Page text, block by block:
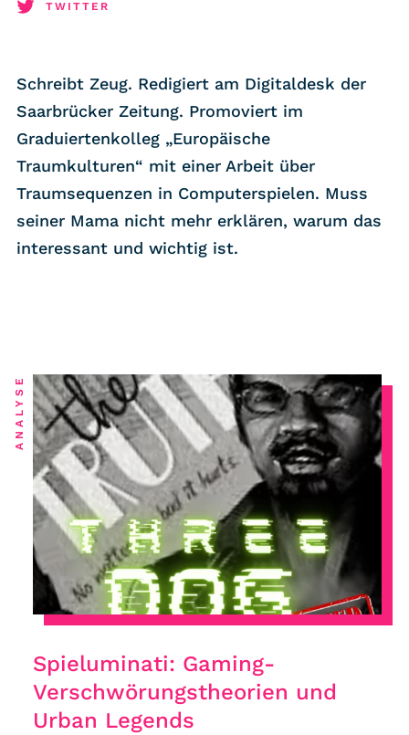
RSS-Feed
DATENSCHUTZ
KONTAKT
Unterstützen
TWITTER
Schreibt Zeug. Redigiert am Digitaldesk der
Saarbrücker Zeitung. Promoviert im
Graduiertenkolleg „Europäische
Traumkulturen“ mit einer Arbeit über
Traumsequenzen in Computerspielen. Muss
seiner Mama nicht mehr erklären, warum das
interessant und wichtig ist.
Spieluminati: Gaming-
Verschwörungstheorien und
Urban Legends
ANALYSE